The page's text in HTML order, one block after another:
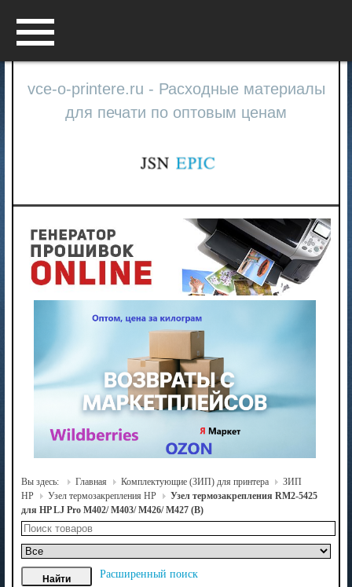
vce-o-printere.ru - Расходные материалы
для печати по оптовым ценам
Вы здесь: Главная Комплектующие (ЗИП) для принтера
ЗИП
HP
Узел термозакрепления HP
Узел термозакрепления RM2-5425
для HP LJ Pro M402/ M403/ M426/ M427 (В)
Расширенный поиск